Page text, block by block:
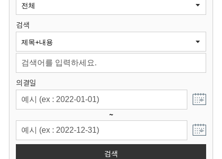
원
회
검색
의결일
~
검색